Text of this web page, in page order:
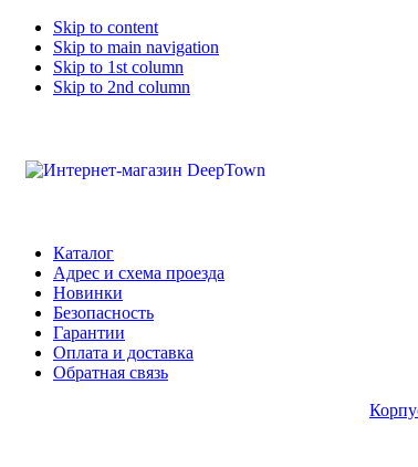
Skip to content
Skip to main navigation
Skip to 1st column
Skip to 2nd column
Каталог
Адрес и схема проезда
Новинки
Безопасность
Гарантии
Оплата и доставка
Обратная связь